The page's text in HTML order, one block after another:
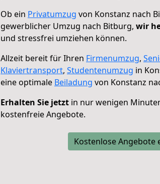
Ob ein Privatumzug von Konstanz nach
gewerblicher Umzug nach Bitburg, wir
und stressfrei umziehen können.
Allzeit bereit für Ihren Firmenumzug,
Klaviertransport, Studentenumzug in
eine optimale Beiladung von Konstanz
Erhalten Sie jetzt in nur wenigen
kostenfreie Angebote.
Kostenlose Angebote